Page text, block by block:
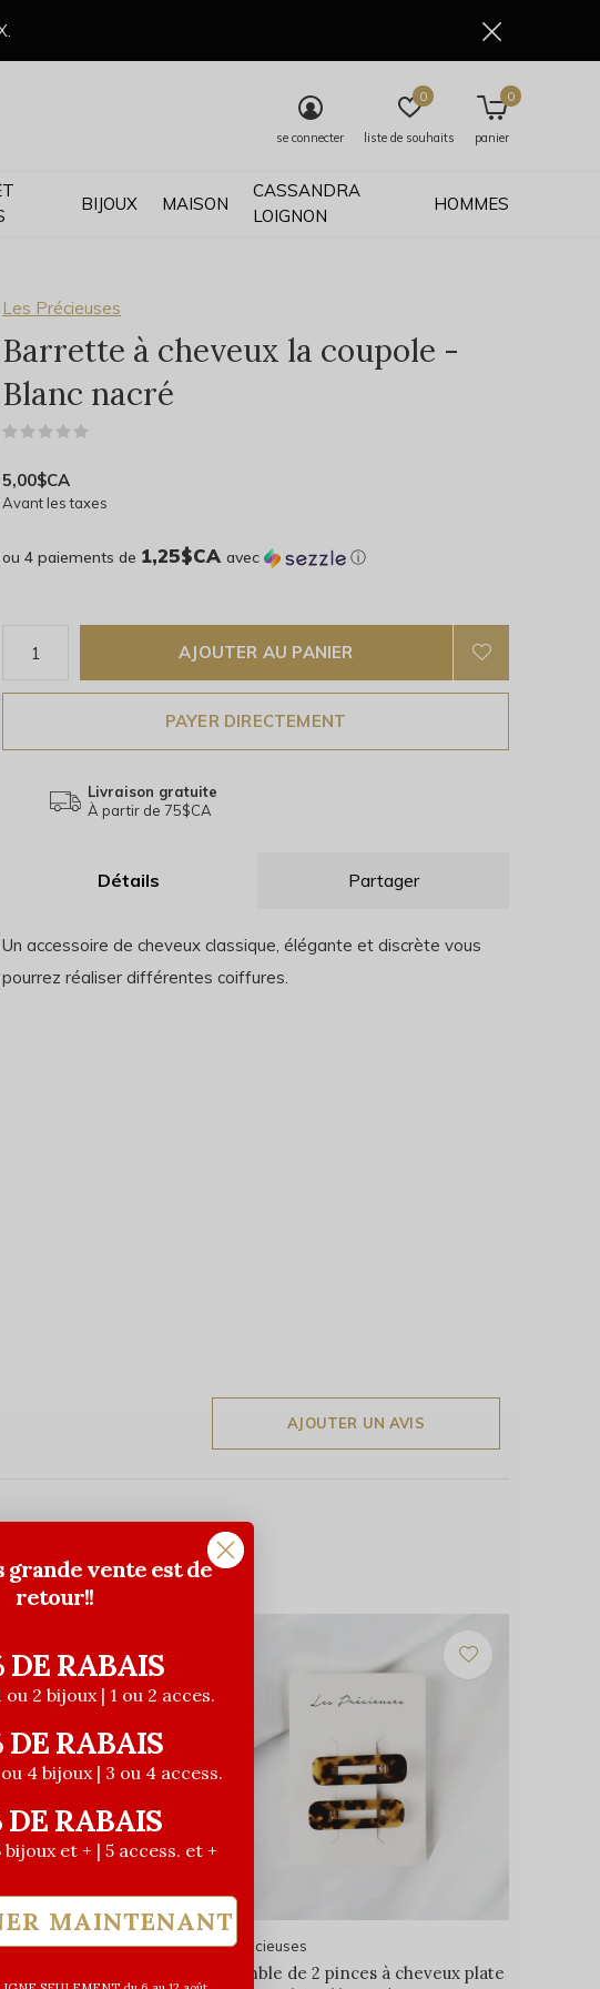
BIJOUX MAISON
CASSANDRA
LOIGNON
HOMMES
se connecter liste de souhaits
0
panier
0
Les Précieuses
Barrette à cheveux la coupole -
Blanc nacré
5,00$CA
Avant les taxes
ou 4 paiements de 1,25$CA avec ⓘ
AJOUTER AU PANIER
PAYER DIRECTEMENT
Livraison gratuite
À partir de 75$CA
Détails Partager
Un accessoire de cheveux classique, élégante et discrète vous
pourrez réaliser différentes coiffures.
AJOUTER UN AVIS
Les Précieuses
Ensemble de 2 pinces à cheveux plate
grande vente est de
retour!!
DE RABAIS
2 bijoux | 1 ou 2 acces.
DE RABAIS
4 bijoux | 3 ou 4 access.
DE RABAIS
et + | 5 access. et +
MAINTENANT